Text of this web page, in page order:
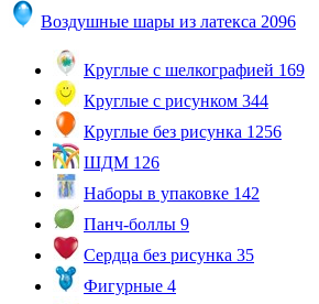
Воздушные шары из латекса 2096
Круглые с шелкографией 169
Круглые с рисунком 344
Круглые без рисунка 1256
ШДМ 126
Наборы в упаковке 142
Панч-боллы 9
Сердца без рисунка 35
Фигурные 4